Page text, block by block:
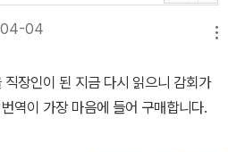
접한 뒤 순식간에 하녀로 전락해
하게 된다. 그러나 아이는 비참한 처
서도 자존심과 품위를 잃지 않으려고
고 자신보다 더 어려운 처지에 놓인
보인다. 그리고 마침내 그간의 절
04
장인이 된 지금 다시 읽으니 감회가
역이 가장 마음에 들어 구매합니다.